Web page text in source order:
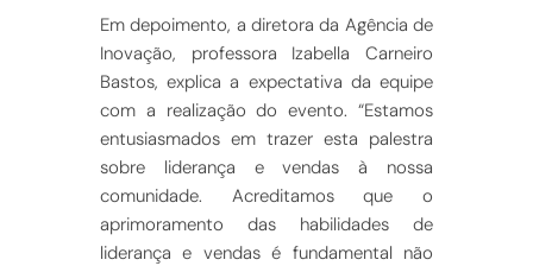
Em depoimento, a diretora da Agência de
Inovação, professora Izabella Carneiro
Bastos, explica a expectativa da equipe
com a realização do evento. “Estamos
entusiasmados em trazer esta palestra
sobre liderança e vendas à nossa
comunidade. Acreditamos que o
aprimoramento das habilidades de
liderança e vendas é fundamental não